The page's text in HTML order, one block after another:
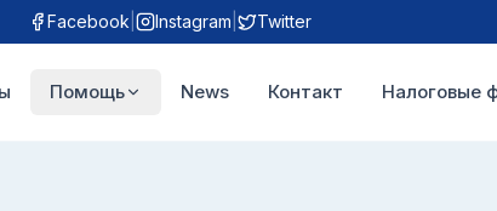
Facebook Instagram Twitter
Помощь News Контакт Налоговые